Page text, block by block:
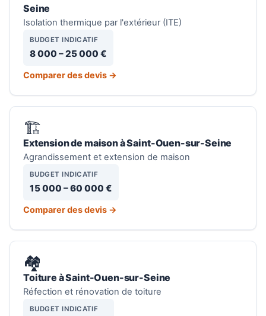
Seine
Isolation thermique par l'extérieur (ITE)
BUDGET INDICATIF
8 000 – 25 000 €
Comparer des devis →
🏗️
Extension de maison à Saint-Ouen-sur-Seine
Agrandissement et extension de maison
BUDGET INDICATIF
15 000 – 60 000 €
Comparer des devis →
🏘️
Toiture à Saint-Ouen-sur-Seine
Réfection et rénovation de toiture
BUDGET INDICATIF